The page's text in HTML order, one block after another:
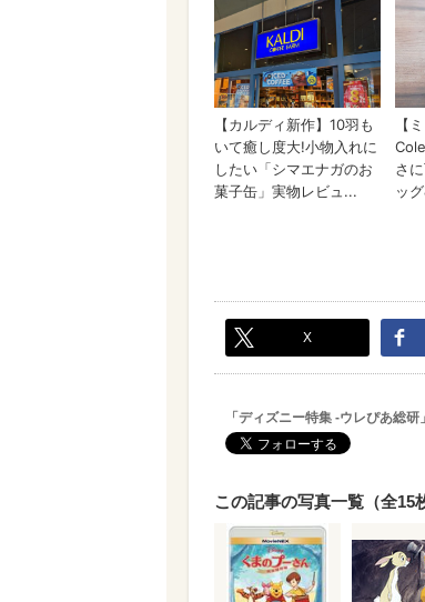
X
「ディズニー特集 -ウレぴあ総
この記事の写真一覧（全15